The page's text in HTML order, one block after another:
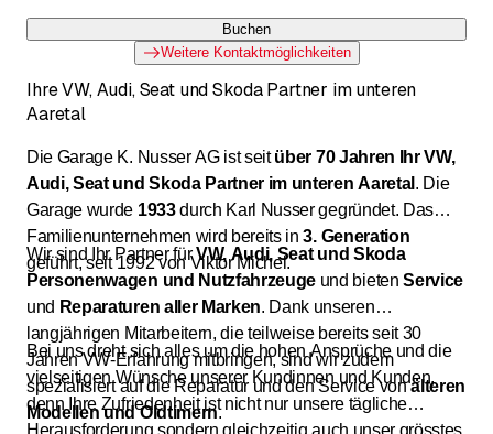
Buchen
Weitere Kontaktmöglichkeiten
Ihre VW, Audi, Seat und Skoda Partner im unteren
Aaretal
Die Garage K. Nusser AG ist seitüber 70 Jahren Ihr VW,
Audi, Seat und Skoda Partner im unteren Aaretal . Die
Garage wurde 1933durch Karl Nusser gegründet. Das
Familienunternehmen wird bereits in3. Generation
geführt, seit 1992 von Viktor Michel.
Wir sind Ihr Partner fürVW, Audi, Seat und Skoda
Personenwagen und Nutzfahrzeuge und bietenService
und Reparaturen aller Marken. Dank unseren
langjährigen Mitarbeitern, die teilweise bereits seit 30
Jahren VW-Erfahrung mitbringen, sind wir zudem
spezialisiert auf die Reparatur und den Service vonälteren
Modellen und Oldtimern.
Bei uns dreht sich alles um die hohen Ansprüche und die
vielseitigen Wünsche unserer Kundinnen und Kunden,
denn Ihre Zufriedenheit ist nicht nur unsere tägliche
Herausforderung sondern gleichzeitig auch unser grösstes